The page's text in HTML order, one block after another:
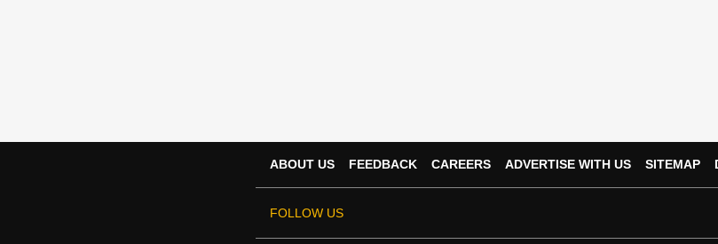
ABOUT US FEEDBACK CAREERS ADVERTISE WITH US SITEMAP
FOLLOW US